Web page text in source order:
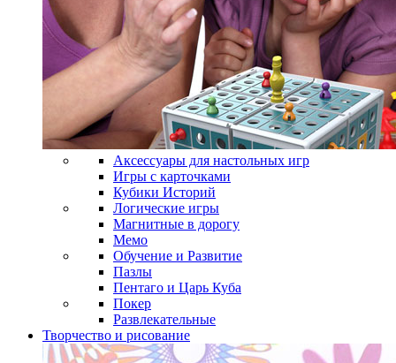
Аксессуары для настольных игр
Игры с карточками
Кубики Историй
Логические игры
Магнитные в дорогу
Мемо
Обучение и Развитие
Пазлы
Пентаго и Царь Куба
Покер
Развлекательные
Творчество и рисование